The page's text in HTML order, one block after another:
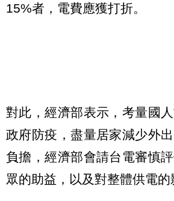
15%者，電費應獲打折。
對此，經濟部表示，考量國
政府防疫，盡量居家減少外
負擔，經濟部會請台電審慎
眾的助益，以及對整體供電的